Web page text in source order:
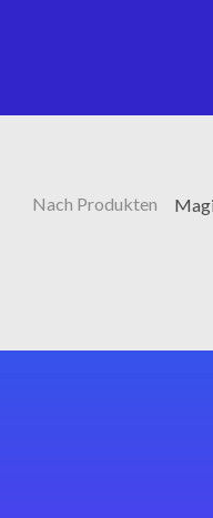
Nach Produkten